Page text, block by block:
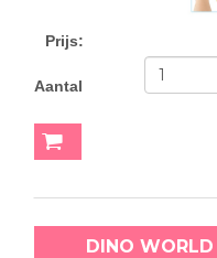
Prijs:
Aantal
DINO WORLD